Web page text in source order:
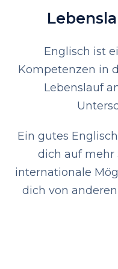
Englisch ist
Kompetenzen in
Lebenslauf
Ein gutes
dich auf mehr
internationale
dich von